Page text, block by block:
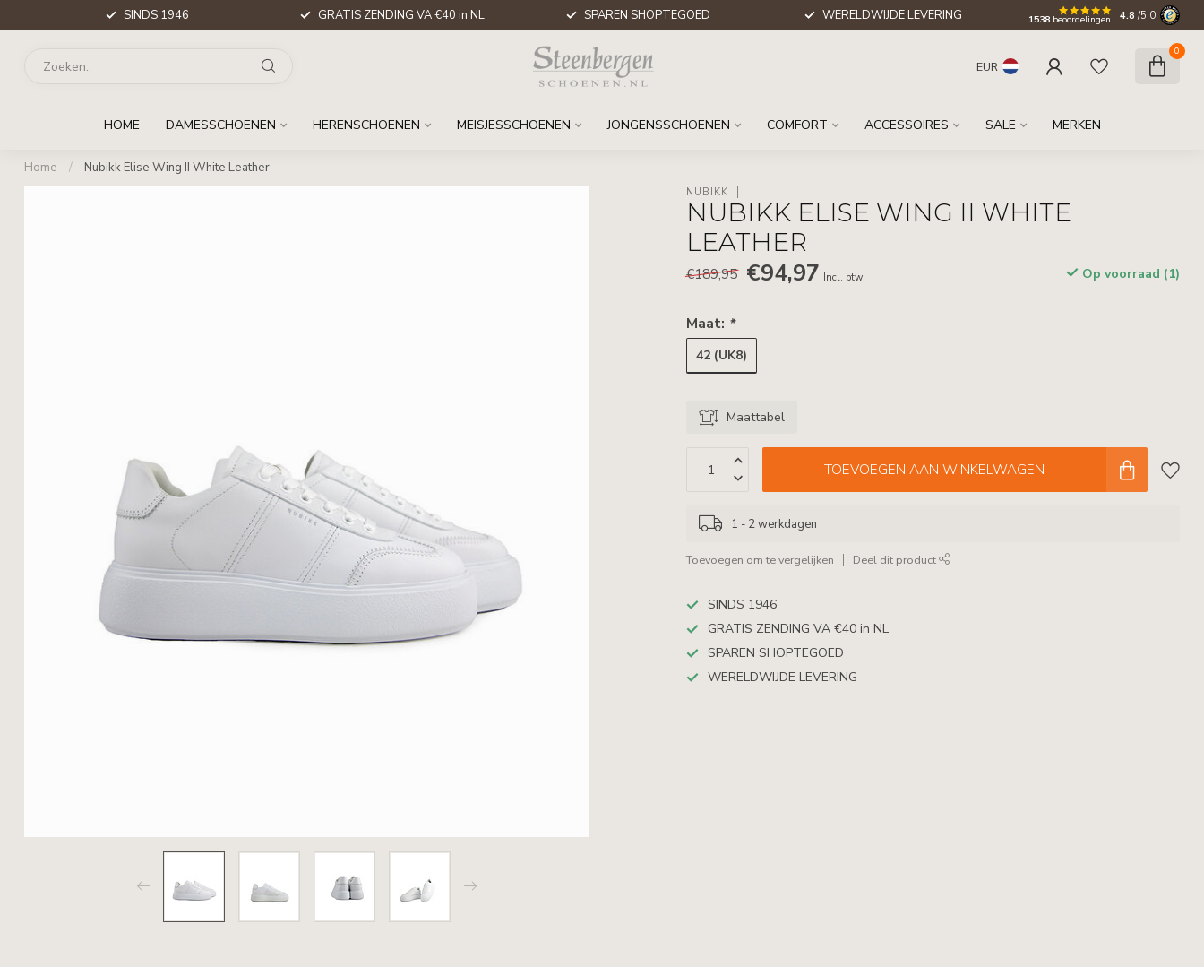
SINDS 1946 GRATIS ZENDING VA €40 in NL SPAREN SHOPTEGOED WERELDWIJDE LEVERING 1538 beoordelingen 4.8 /5.0
EUR
0
HOME DAMESSCHOENEN HERENSCHOENEN MEISJESSCHOENEN JONGENSSCHOENEN COMFORT ACCESSOIRES SALE MERKEN
Home / Nubikk Elise Wing II White Leather
NUBIKK
NUBIKK ELISE WING II WHITE
LEATHER
€189,95 €94,97 Incl. btw Op voorraad (1)
Maat: *
42 (UK8)
Maattabel
TOEVOEGEN AAN WINKELWAGEN
1 - 2 werkdagen
Toevoegen om te vergelijken Deel dit product
SINDS 1946
GRATIS ZENDING VA €40 in NL
SPAREN SHOPTEGOED
WERELDWIJDE LEVERING